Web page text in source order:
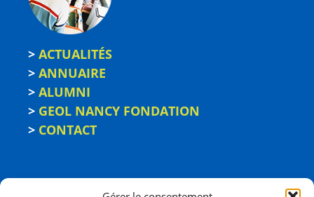
> ACTUALITÉS
> ANNUAIRE
> ALUMNI
> GEOL NANCY FONDATION
> CONTACT